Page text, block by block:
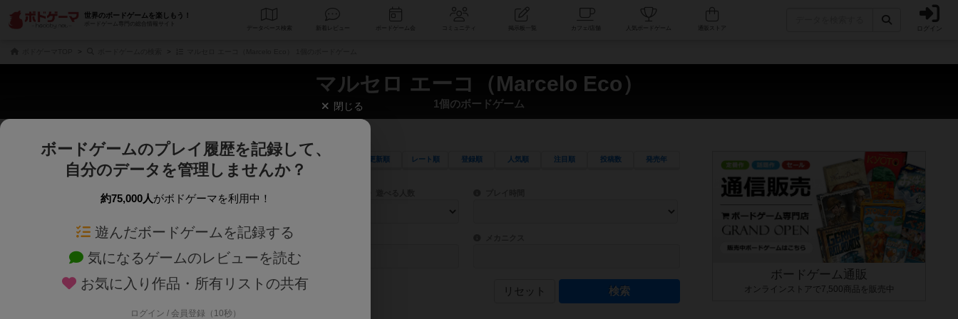
世界のボードゲームを楽しもう！
ボードゲーム専門の総合情報サイト
データベース コミュニティ 人気ボードゲーム ログイン
マルセロ エーコ（Marcelo Eco）
1個のボードゲーム
じっくり表示 更新順 レート順 登録順 人気順 注目順 投稿数 発売年
商品名、商品説明文、デザイナー名、テーマ名、メカニクス名を対象にフリーワード検索ができます。
ゲームデザイナー名を指定して検索できます。
ゲームデザイナー 目安となる所要時間を指定することができます。マニュアルを読む時間や参加者へのルール説明時間は含まれていないため、初めて
対象年齢を指定します。 世界観や登場人物などモチーフ・ストーリーを指定することができます。直感的にゲームシステムを理解できるよう、中世ファンタジー・クッキング・海賊同士の対決など、ゲームコンセプトを絞
テーマ/フレーバー ゲーム性を構成するコアシステムです。主にボードゲームに慣れている方向けの絞込機能です。例えば「ダイスロール」はランダ
リセット
ボードゲーム通販
オンラインストアで7,500商品を販売中
閉じる
ボードゲームのプレイ履歴を記録して、
自分のデータを管理しませんか？
約75,000人がボドゲーマを利用中！
遊んだボードゲームを記録する
気になるゲームのレビューを読む
お気に入り作品・所有リストの共有
ログイン / 会員登録（10秒）